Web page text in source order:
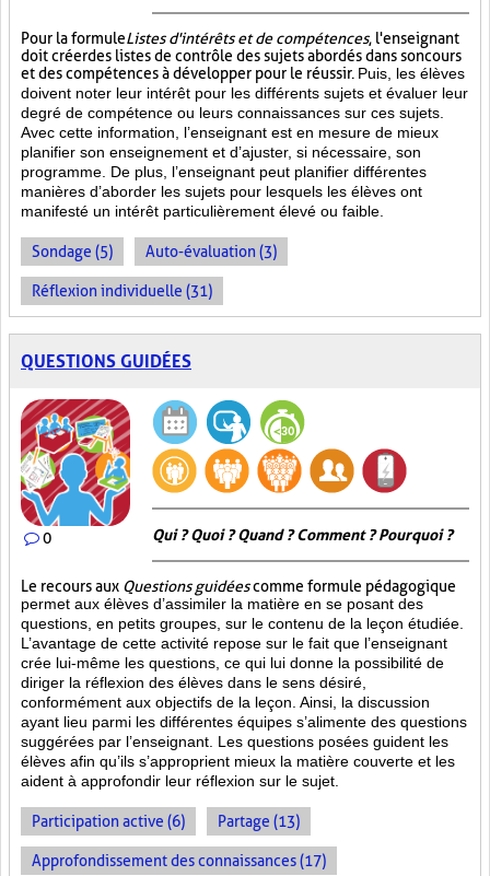
Pour la formuleListes d'intérêts et de compétences, l'enseignant
doit créer des listes de contrôle des sujets abordés dans son cours
et des compétences à développer pour le réussir. Puis, les élèves
doivent noter leur intérêt pour les différents sujets et évaluer leur
degré de compétence ou leurs connaissances sur ces sujets.
Avec cette information, l’enseignant est en mesure de mieux
planifier son enseignement et d’ajuster, si nécessaire, son
programme. De plus, l’enseignant peut planifier différentes
manières d’aborder les sujets pour lesquels les élèves ont
manifesté un intérêt particulièrement élevé ou faible.
Sondage (5) Auto-évaluation (3)
Réflexion individuelle (31)
QUESTIONS GUIDÉES
0 Qui ? Quoi ? Quand ? Comment ? Pourquoi ?
Le recours aux Questions guidéescomme formule pédagogique
permet aux élèves d’assimiler la matière en se posant des
questions, en petits groupes, sur le contenu de la leçon étudiée.
L’avantage de cette activité repose sur le fait que l’enseignant
crée lui-même les questions, ce qui lui donne la possibilité de
diriger la réflexion des élèves dans le sens désiré,
conformément aux objectifs de la leçon. Ainsi, la discussion
ayant lieu parmi les différentes équipes s’alimente des questions
suggérées par l’enseignant. Les questions posées guident les
élèves afin qu’ils s’approprient mieux la matière couverte et les
aident à approfondir leur réflexion sur le sujet.
Participation active (6) Partage (13)
Approfondissement des connaissances (17)